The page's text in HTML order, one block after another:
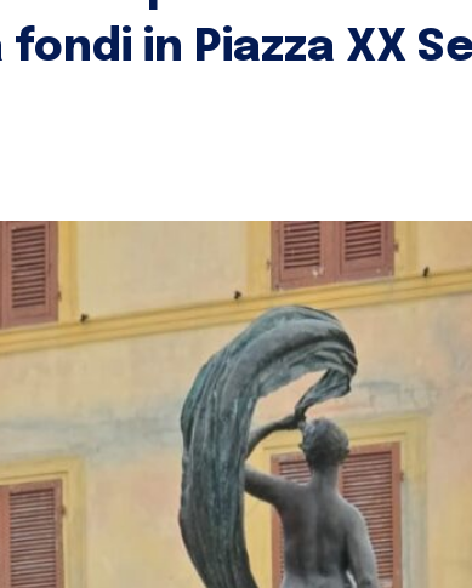
in Piazza XX